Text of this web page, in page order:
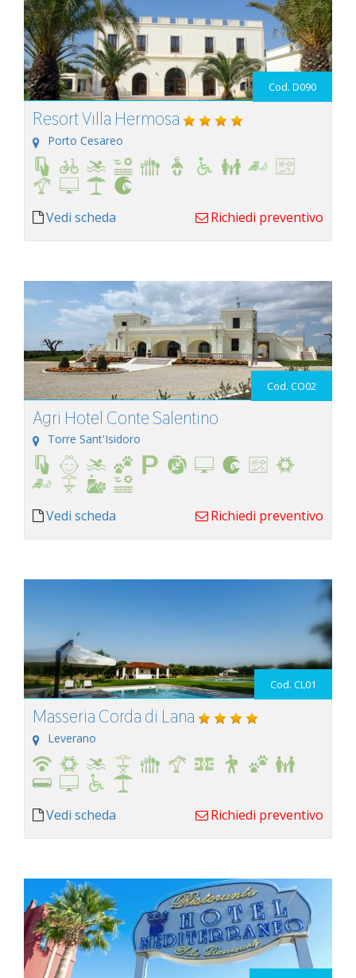
Cod. D090
Resort Villa Hermosa
Porto Cesareo
Vedi scheda Richiedi preventivo
Cod. CO02
Agri Hotel Conte Salentino
Torre Sant'Isidoro
Vedi scheda Richiedi preventivo
Cod. CL01
Masseria Corda di Lana
Leverano
Vedi scheda Richiedi preventivo